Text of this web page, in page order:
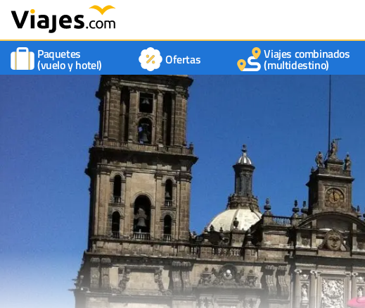
Paquetes
(vuelo y hotel) Ofertas Viajes combinados
(multidestino)